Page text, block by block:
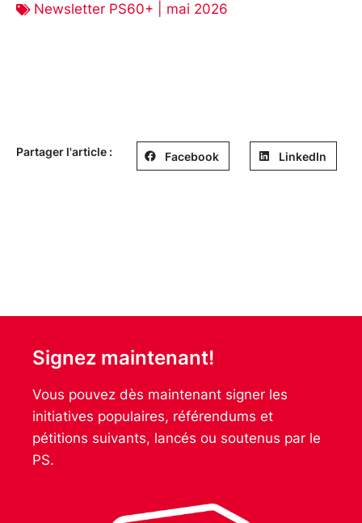
Newsletter PS60+ | mai 2026
Partager l'article : Facebook LinkedIn
Signez maintenant!
Vous pouvez dès maintenant signer les
initiatives populaires, référendums et
pétitions suivants, lancés ou soutenus par le
PS.